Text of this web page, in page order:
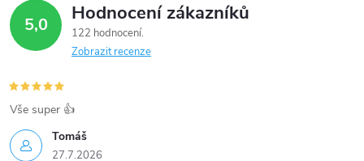
d
a
c
í
p
5,0 Hodnocení zákazníků
122 hodnocení
Zobrazit recenze
Tomáš
27.7.2026
Vše super 👍